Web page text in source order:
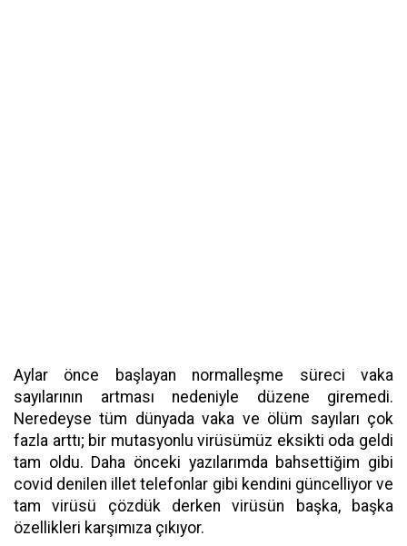
Aylar önce başlayan normalleşme süreci vaka
sayılarının artması nedeniyle düzene giremedi.
Neredeyse tüm dünyada vaka ve ölüm sayıları çok
fazla arttı; bir mutasyonlu virüsümüz eksikti oda geldi
tam oldu. Daha önceki yazılarımda bahsettiğim gibi
covid denilen illet telefonlar gibi kendini güncelliyor ve
tam virüsü çözdük derken virüsün başka, başka
özellikleri karşımıza çıkıyor.